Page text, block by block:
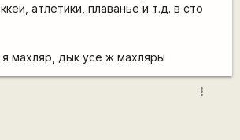
атлетики, плаванье и т.д. в сто
я махляр, дык усе ж махляры
more_vert